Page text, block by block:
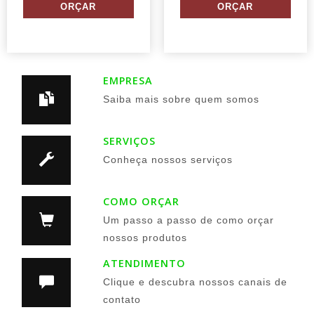
EMPRESA
Saiba mais sobre quem somos
SERVIÇOS
Conheça nossos serviços
COMO ORÇAR
Um passo a passo de como orçar
nossos produtos
ATENDIMENTO
Clique e descubra nossos canais de
contato